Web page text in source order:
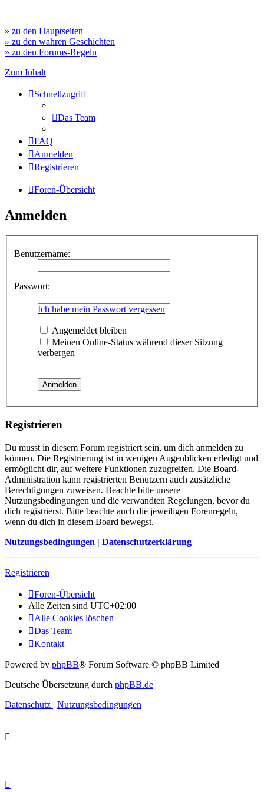
» zu den Hauptseiten
» zu den wahren Geschichten
» zu den Forums-Regeln
Zum Inhalt
Schnellzugriff
Das Team
FAQ
Anmelden
Registrieren
Foren-Übersicht
Anmelden
Benutzername:
Passwort:
Ich habe mein Passwort vergessen
Angemeldet bleiben
Meinen Online-Status während dieser Sitzung
verbergen
Registrieren
Du musst in diesem Forum registriert sein, um dich anmelden zu
können. Die Registrierung ist in wenigen Augenblicken erledigt und
ermöglicht dir, auf weitere Funktionen zuzugreifen. Die Board-
Administration kann registrierten Benutzern auch zusätzliche
Berechtigungen zuweisen. Beachte bitte unsere
Nutzungsbedingungen und die verwandten Regelungen, bevor du
dich registrierst. Bitte beachte auch die jeweiligen Forenregeln,
wenn du dich in diesem Board bewegst.
Nutzungsbedingungen | Datenschutzerklärung
Registrieren
Foren-Übersicht
Alle Zeiten sind UTC+02:00
Alle Cookies löschen
Das Team
Kontakt
Powered by phpBB® Forum Software © phpBB Limited
Deutsche Übersetzung durch phpBB.de
Datenschutz | Nutzungsbedingungen